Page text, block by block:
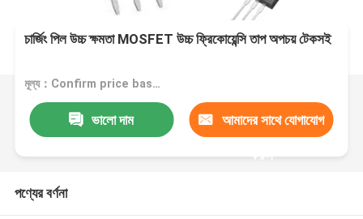
চার্জিং পিল উচ্চ ক্ষমতা MOSFET উচ্চ ফ্রিকোয়েন্সি তাপ অপচয় টেকসই
মূল্য：Confirm price based on product
ভালো দাম আমাদের সাথে যোগাযোগ
করুন
পণ্যের বর্ণনা